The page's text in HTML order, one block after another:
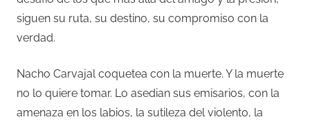
siguen su ruta, su destino, su compromiso con la
verdad.
Nacho Carvajal coquetea con la muerte. Y la muerte
no lo quiere tomar. Lo asedian sus emisarios, con la
amenaza en los labios, la sutileza del violento, la